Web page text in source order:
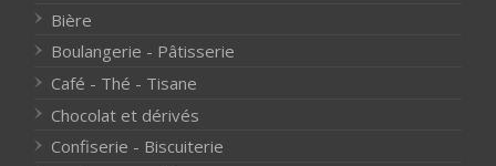
Bière
Boulangerie - Pâtisserie
Café - Thé - Tisane
Chocolat et dérivés
Confiserie - Biscuiterie